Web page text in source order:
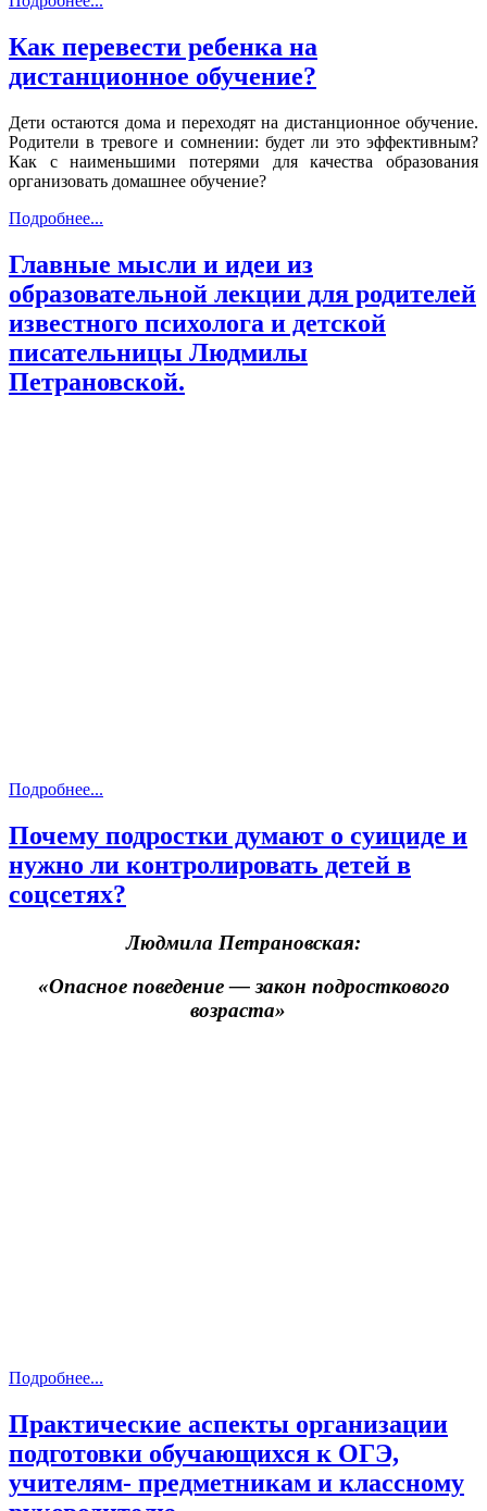
Как перевести ребенка на
дистанционное обучение?
Дети остаются дома и переходят на дистанционное обучение.
Родители в тревоге и сомнении: будет ли это эффективным?
Как с наименьшими потерями для качества образования
организовать домашнее обучение?
Подробнее...
Главные мысли и идеи из
образовательной лекции для родителей
известного психолога и детской
писательницы Людмилы
Петрановской.
Подробнее...
Почему подростки думают о суициде и
нужно ли контролировать детей в
соцсетях?
Людмила Петрановская:
«Опасное поведение — закон подросткового
возраста»
Подробнее...
Практические аспекты организации
подготовки обучающихся к ОГЭ,
учителям- предметникам и классному